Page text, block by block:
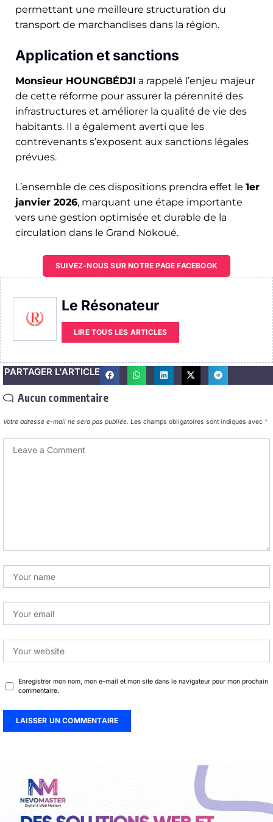
permettant une meilleure structuration du
transport de marchandises dans la région.
Application et sanctions
Monsieur HOUNGBÉDJI a rappelé l’enjeu majeur
de cette réforme pour assurer la pérennité des
infrastructures et améliorer la qualité de vie des
habitants. Il a également averti que les
contrevenants s’exposent aux sanctions légales
prévues.
L’ensemble de ces dispositions prendra effet le 1er
janvier 2026, marquant une étape importante
vers une gestion optimisée et durable de la
circulation dans le Grand Nokoué.
SUIVEZ-NOUS SUR NOTRE PAGE FACEBOOK
Le Résonateur
LIRE TOUS LES ARTICLES
PARTAGER L'ARTICLE
Aucun commentaire
Votre adresse e-mail ne sera pas publiée. Les champs obligatoires sont indiqués avec *
Enregistrer mon nom, mon e-mail et mon site dans le navigateur pour mon prochain
commentaire.